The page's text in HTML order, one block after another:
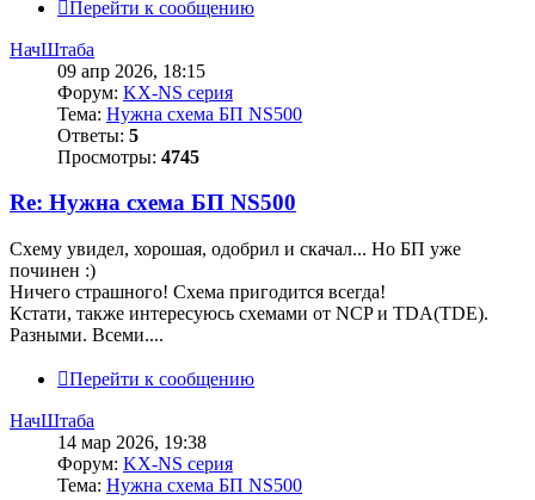
Перейти к сообщению
НачШтаба
09 апр 2026, 18:15
Форум: KX-NS серия
Тема: Нужна схема БП NS500
Ответы: 5
Просмотры: 4745
Re: Нужна схема БП NS500
Схему увидел, хорошая, одобрил и скачал... Но БП уже
починен :)
Ничего страшного! Схема пригодится всегда!
Кстати, также интересуюсь схемами от NCP и TDA(TDE).
Разными. Всеми....
Перейти к сообщению
НачШтаба
14 мар 2026, 19:38
Форум: KX-NS серия
Тема: Нужна схема БП NS500